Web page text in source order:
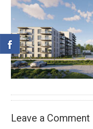
Leave a Comment